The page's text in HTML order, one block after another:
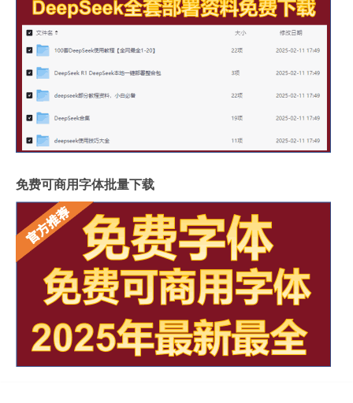
免费可商用字体批量下载